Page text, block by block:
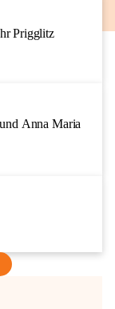
Prigglitz
AUG
Anna Maria